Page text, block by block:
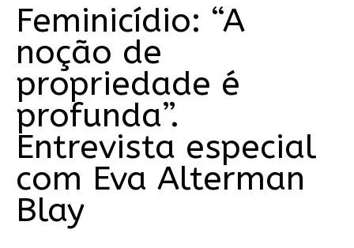
Feminicídio: “A
noção de
propriedade é
profunda”.
Entrevista especial
com Eva Alterman
Blay